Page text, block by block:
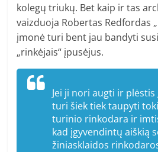
kolegų triukų. Bet kaip ir tas
vaizduoja Robertas Redfordas
įmonė turi bent jau bandyti
„rinkėjais“ įpusėjus.
Jei ji nori augti ir plėstis
turi šiek tiek taupyti
turinio rinkodara ir
kad įgyvendintų aiškią
žiniasklaidos